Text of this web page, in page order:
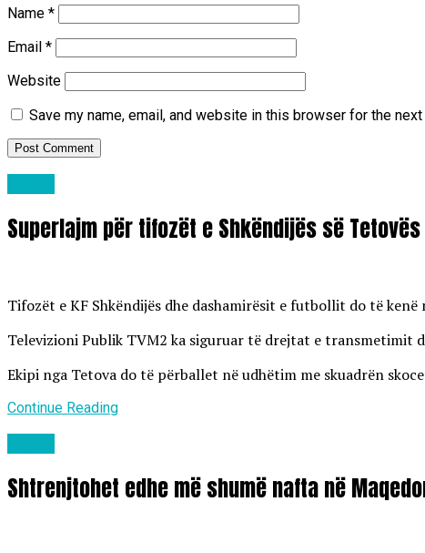
Name *
Email *
Website
Save my name, email, and website in this browser for the
Superlajm për tifozët e Shkëndijës së Tetovës
Tifozët e KF Shkëndijës dhe dashamirësit e futbollit do të
Televizioni Publik TVM2 ka siguruar të drejtat e transmetimit
Ekipi nga Tetova do të përballet në udhëtim me skuadrën
Continue Reading
Shtrenjtohet edhe më shumë nafta në